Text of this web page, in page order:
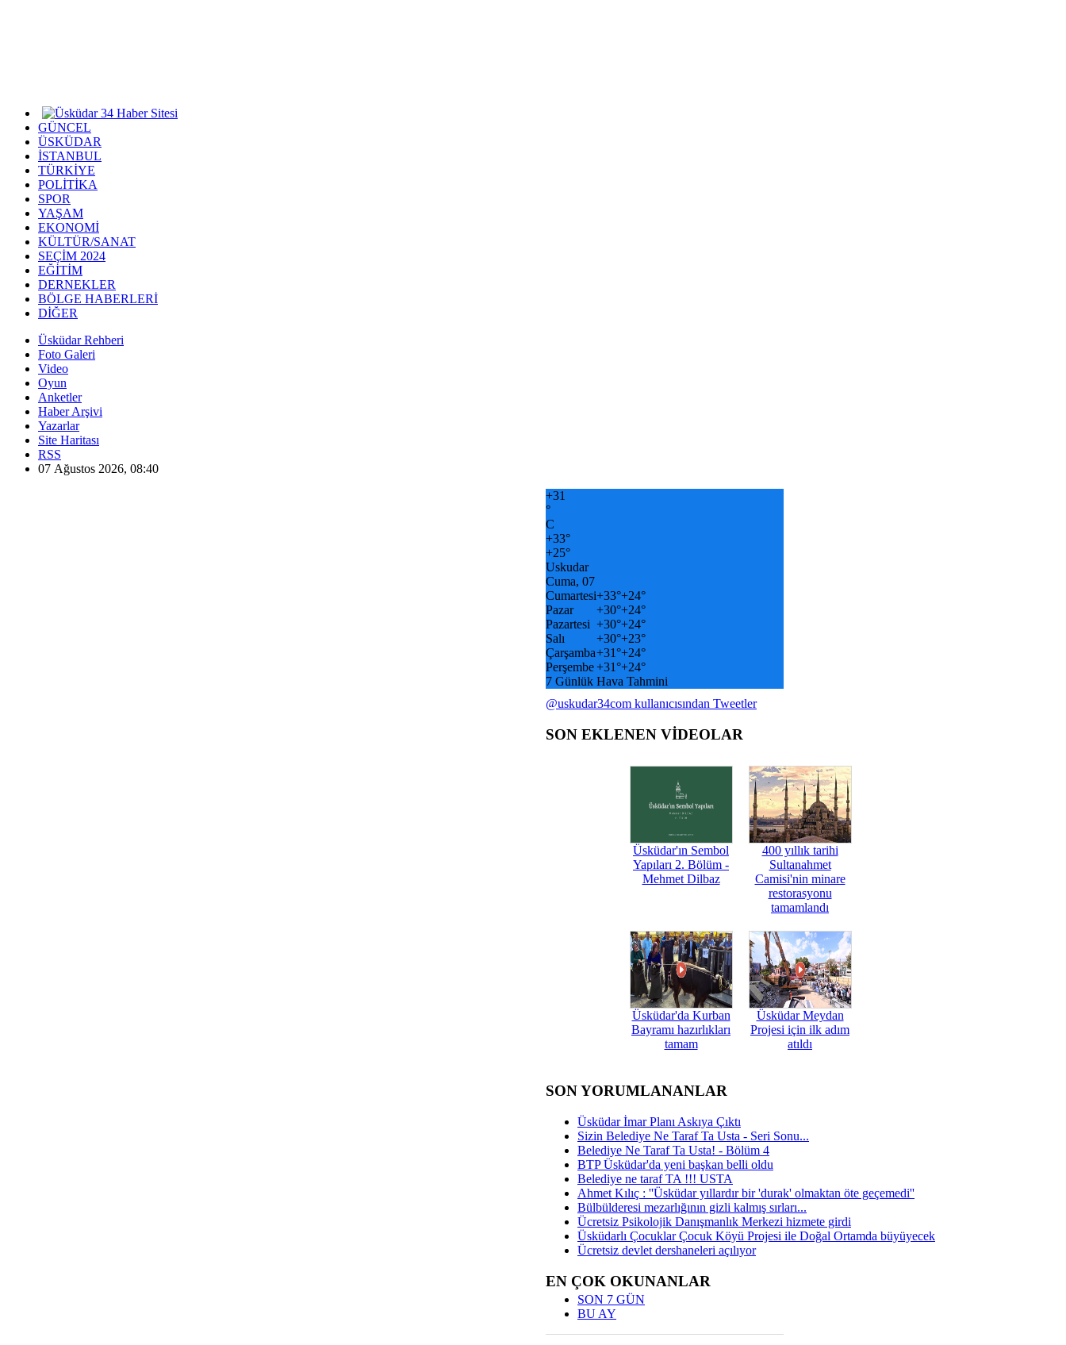
GÜNCEL
ÜSKÜDAR
İSTANBUL
TÜRKİYE
POLİTİKA
SPOR
YAŞAM
EKONOMİ
KÜLTÜR/SANAT
SEÇİM 2024
EĞİTİM
DERNEKLER
BÖLGE HABERLERİ
DİĞER
Üsküdar Rehberi
Foto Galeri
Video
Oyun
Anketler
Haber Arşivi
Yazarlar
Site Haritası
RSS
07 Ağustos 2026, 08:40
+31
°
C
+33°
+25°
Uskudar
Cuma, 07
Cumartesi+33°+24°
Pazar
+30°+24°
Pazartesi +30°+24°
Salı
+30°+23°
Çarşamba+31°+24°
Perşembe+31°+24°
7 Günlük Hava Tahmini
@uskudar34com kullanıcısından Tweetler
SON EKLENEN VİDEOLAR
Üsküdar'ın Sembol
Yapıları 2. Bölüm -
Mehmet Dilbaz
400 yıllık tarihi
Sultanahmet
Camisi'nin minare
restorasyonu
tamamlandı
Üsküdar'da Kurban
Bayramı hazırlıkları
tamam
Üsküdar Meydan
Projesi için ilk adım
atıldı
SON YORUMLANANLAR
Üsküdar İmar Planı Askıya Çıktı
Sizin Belediye Ne Taraf Ta Usta - Seri Sonu...
Belediye Ne Taraf Ta Usta! - Bölüm 4
BTP Üsküdar'da yeni başkan belli oldu
Belediye ne taraf TA !!! USTA
Ahmet Kılıç : ''Üsküdar yıllardır bir 'durak' olmaktan öte geçemedi''
Bülbülderesi mezarlığının gizli kalmış sırları...
Ücretsiz Psikolojik Danışmanlık Merkezi hizmete girdi
Üsküdarlı Çocuklar Çocuk Köyü Projesi ile Doğal Ortamda büyüyecek
Ücretsiz devlet dershaneleri açılıyor
EN ÇOK OKUNANLAR
SON 7 GÜN
BU AY